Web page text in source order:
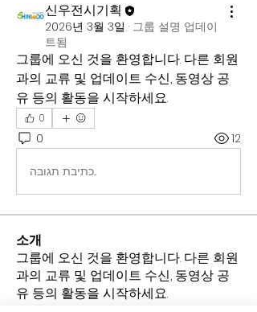
신우전시기획
2026년 3월 3일 · 그룹 설명 업데이
트됨
그룹에 오신 것을 환영합니다. 다른 회원
과의 교류 및 업데이트 수신, 동영상 공
유 등의 활동을 시작하세요.
0
0 12
כתיבת תגובה...
소개
그룹에 오신 것을 환영합니다. 다른 회원
과의 교류 및 업데이트 수신, 동영상 공
유 등의 활동을 시작하세요.